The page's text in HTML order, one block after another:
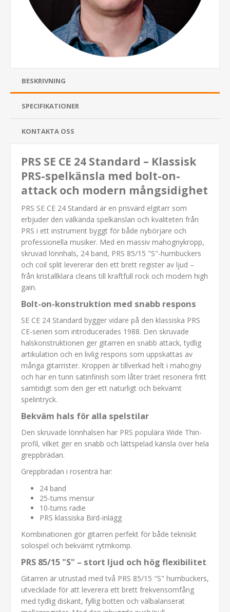
BESKRIVNING
SPECIFIKATIONER
KONTAKTA OSS
PRS SE CE 24 Standard – Klassisk
PRS-spelkänsla med bolt-on-
attack och modern mångsidighet
PRS SE CE 24 Standard är en prisvärd elgitarr som
erbjuder den välkända spelkänslan och kvaliteten från
PRS i ett instrument byggt för både nybörjare och
professionella musiker. Med en massiv mahognykropp,
skruvad lönnhals, 24 band, PRS 85/15 "S"-humbuckers
och coil split levererar den ett brett register av ljud –
från kristallklara cleans till kraftfull rock och modern high
gain.
Bolt-on-konstruktion med snabb respons
SE CE 24 Standard bygger vidare på den klassiska PRS
CE-serien som introducerades 1988. Den skruvade
halskonstruktionen ger gitarren en snabb attack, tydlig
artikulation och en livlig respons som uppskattas av
många gitarrister. Kroppen är tillverkad helt i mahogny
och har en tunn satinfinish som låter träet resonera fritt
samtidigt som den ger ett naturligt och bekvämt
spelintryck.
Bekväm hals för alla spelstilar
Den skruvade lönnhalsen har PRS populära Wide Thin-
profil, vilket ger en snabb och lättspelad känsla över hela
greppbrädan.
Greppbrädan i rosenträ har:
24 band
25-tums mensur
10-tums radie
PRS klassiska Bird-inlägg
Kombinationen gör gitarren perfekt för både tekniskt
solospel och bekvämt rytmkomp.
PRS 85/15 "S" – stort ljud och hög flexibilitet
Gitarren är utrustad med två PRS 85/15 "S" humbuckers,
utvecklade för att leverera ett brett frekvensomfång
med tydlig diskant, fyllig botten och välbalanserat